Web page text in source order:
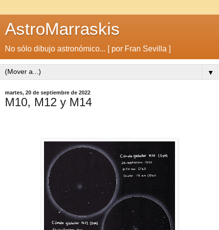
AstroMarraskis
No sólo dibujo astronómico... [ por Fran Sevilla ]
▼
martes, 20 de septiembre de 2022
M10, M12 y M14